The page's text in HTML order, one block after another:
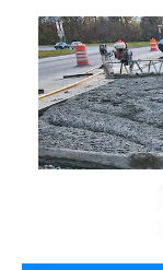
Перейти
содержимому